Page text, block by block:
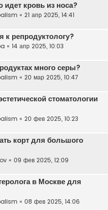
идет кровь из носа?
« 21 апр 2025, 14:41
к репродуктологу?
« 14 апр 2025, 10:03
много серы?
« 20 мар 2025, 10:47
стоматологии
« 20 фев 2025, 10:23
корт для большого
« 09 фев 2025, 12:09
в Москве для
« 08 фев 2025, 14:06